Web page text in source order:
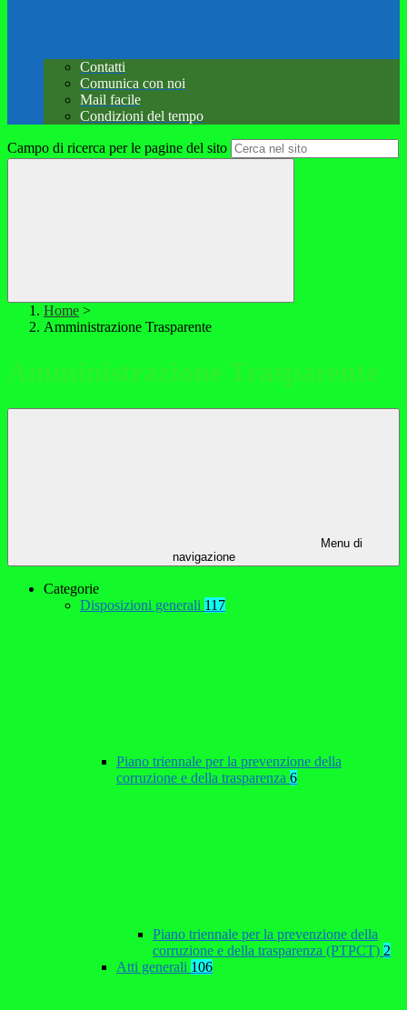
Contatti
Comunica con noi
Mail facile
Condizioni del tempo
Campo di ricerca per le pagine del sito
Home >
Amministrazione Trasparente
Amministrazione Trasparente
Menu di
navigazione
Categorie
Disposizioni generali 117
Piano triennale per la prevenzione della
corruzione e della trasparenza 6
Piano triennale per la prevenzione della
corruzione e della trasparenza (PTPCT) 2
Atti generali 106